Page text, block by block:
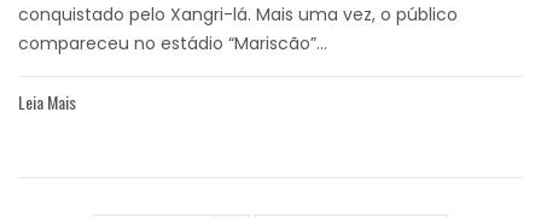
conquistado pelo Xangri-lá. Mais uma vez, o público
compareceu no estádio “Mariscão”...
Leia Mais